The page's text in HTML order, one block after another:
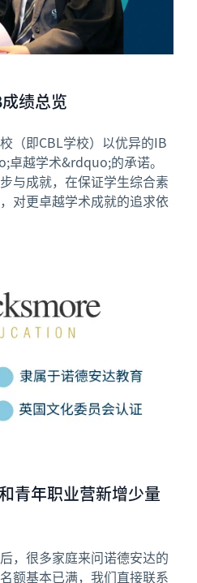
绩总览
（即CBL学校）以优异的IB
越学术&rdquo;的承诺。
与成就，在保证学生综合素
对更卓越学术成就的追求依
青年职业营新增少量
，很多家庭来问诺德安达的
额基本已满，我们直接联系